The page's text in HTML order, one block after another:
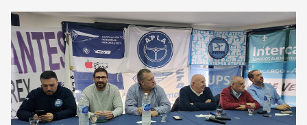
CORREO DE LECTORES
DEBATE
ARCHIVO
DECLARACIONES
OPINIÓN
ALTAMIRA RESPONDE
Política Obrera Revista